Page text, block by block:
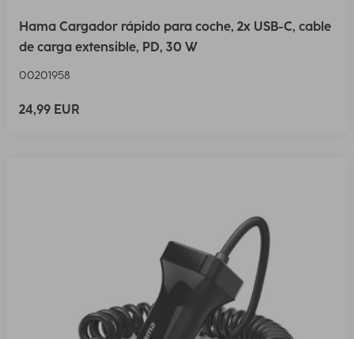
Hama Cargador rápido para coche, 2x USB-C, cable
de carga extensible, PD, 30 W
00201958
24,99 EUR